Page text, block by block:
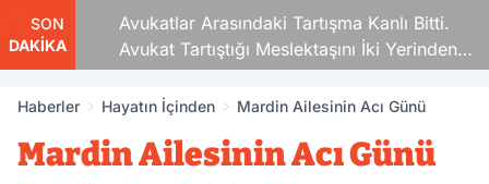
SON
DAKİKA
Avukatlar Arasındaki Tartışma Kanlı Bitti.
Avukat Tartıştığı Meslektaşını İki Yerinden
Vurdu
Haberler Hayatın İçinden Mardin Ailesinin Acı Günü
Mardin Ailesinin Acı Günü